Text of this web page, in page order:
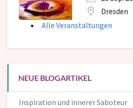
Dresden
Alle Veranstaltungen
NEUE BLOGARTIKEL
Inspiration und innerer Saboteur